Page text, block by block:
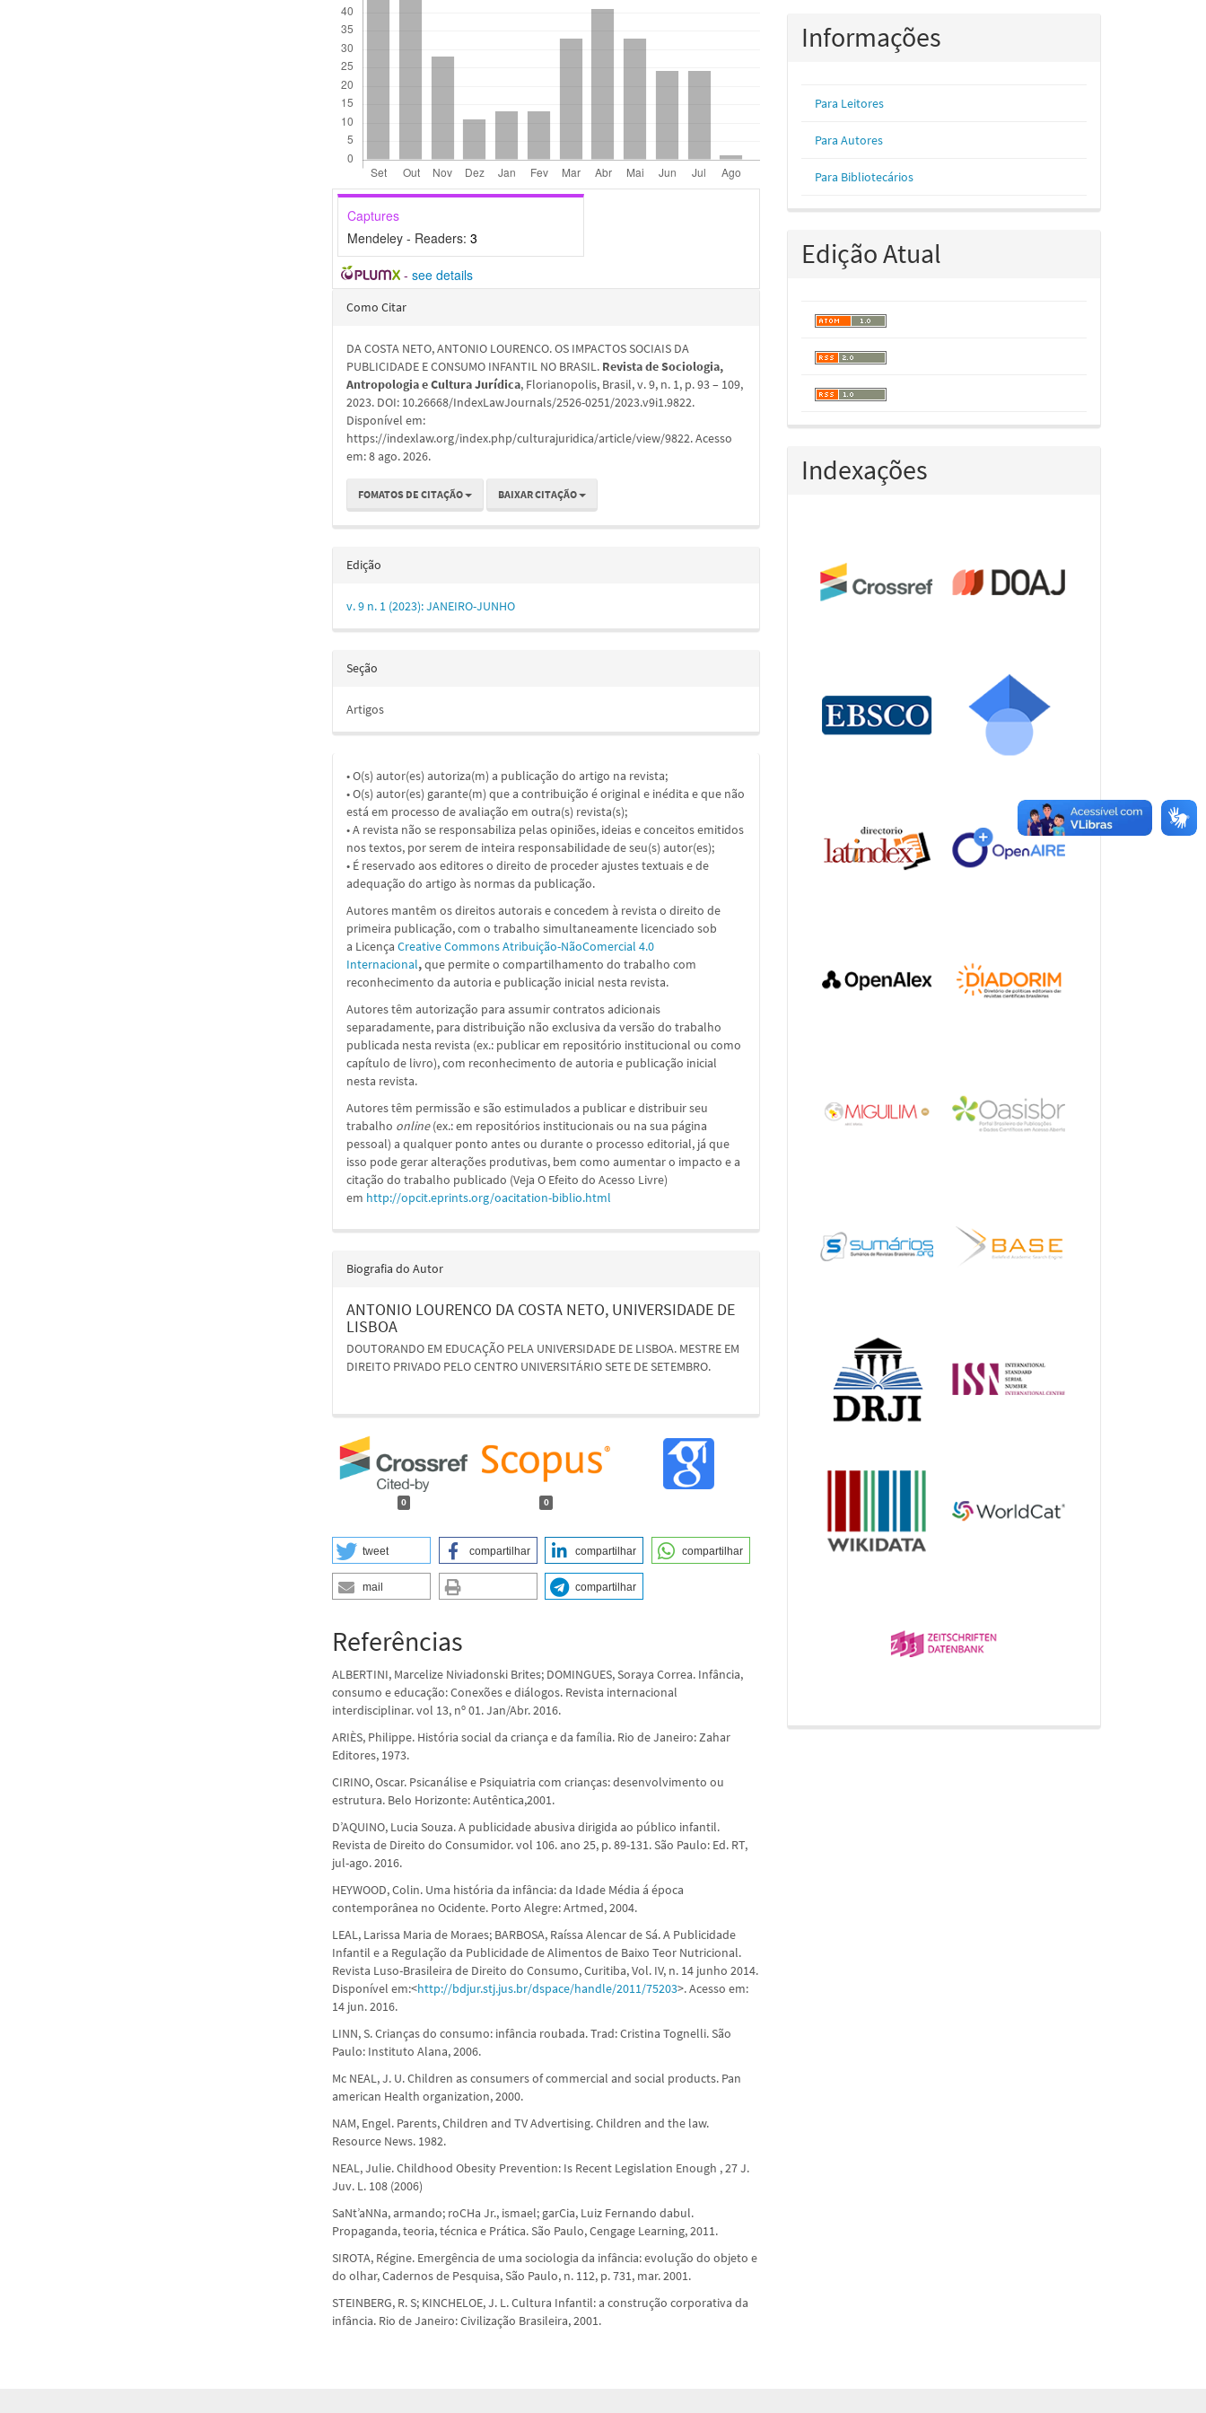
Captures
Mendeley - Readers:3
- see details
Detalhes
artigo
Como Citar
DA COSTA NETO, ANTONIO LOURENCO. OS IMPACTOS SOCIAIS DA
PUBLICIDADE E CONSUMO INFANTIL NO BRASIL. Revista de Sociologia,
Antropologia e Cultura Jurídica, Florianopolis, Brasil, v. 9, n. 1, p. 93 – 109,
2023. DOI: 10.26668/IndexLawJournals/2526-0251/2023.v9i1.9822.
Disponível em:
https://indexlaw.org/index.php/culturajuridica/article/view/9822. Acesso
em: 8 ago. 2026.
FOMATOS DE CITAÇÃO BAIXAR CITAÇÃO
Edição
v. 9 n. 1 (2023): JANEIRO-JUNHO
Seção
Artigos
• O(s) autor(es) autoriza(m) a publicação do artigo na revista;
• O(s) autor(es) garante(m) que a contribuição é original e inédita e que não
está em processo de avaliação em outra(s) revista(s);
• A revista não se responsabiliza pelas opiniões, ideias e conceitos emitidos
nos textos, por serem de inteira responsabilidade de seu(s) autor(es);
• É reservado aos editores o direito de proceder ajustes textuais e de
adequação do artigo às normas da publicação.
Autores mantêm os direitos autorais e concedem à revista o direito de
primeira publicação, com o trabalho simultaneamente licenciado sob
a LicençaCreative Commons Atribuição-NãoComercial 4.0
Internacional,que permite o compartilhamento do trabalho com
reconhecimento da autoria e publicação inicial nesta revista.
Autores têm autorização para assumir contratos adicionais
separadamente, para distribuição não exclusiva da versão do trabalho
publicada nesta revista (ex.: publicar em repositório institucional ou como
capítulo de livro), com reconhecimento de autoria e publicação inicial
nesta revista.
Autores têm permissão e são estimulados a publicar e distribuir seu
trabalho online(ex.: em repositórios institucionais ou na sua página
pessoal) a qualquer ponto antes ou durante o processo editorial, já que
isso pode gerar alterações produtivas, bem como aumentar o impacto e a
citação do trabalho publicado (Veja O Efeito do Acesso Livre)
em http://opcit.eprints.org/oacitation-biblio.html
Biografia do Autor
ANTONIO LOURENCO DA COSTA NETO, UNIVERSIDADE DE
LISBOA
DOUTORANDO EM EDUCAÇÃO PELA UNIVERSIDADE DE LISBOA. MESTRE EM
DIREITO PRIVADO PELO CENTRO UNIVERSITÁRIO SETE DE SETEMBRO.
0 0
tweet compartilhar compartilhar compartilhar
mail compartilhar
Referências
ALBERTINI, Marcelize Niviadonski Brites; DOMINGUES, Soraya Correa. Infância,
consumo e educação: Conexões e diálogos. Revista internacional
interdisciplinar. vol 13, nº 01. Jan/Abr. 2016.
ARIÈS, Philippe. História social da criança e da família. Rio de Janeiro: Zahar
Editores, 1973.
CIRINO, Oscar. Psicanálise e Psiquiatria com crianças: desenvolvimento ou
estrutura. Belo Horizonte: Autêntica,2001.
D’AQUINO, Lucia Souza. A publicidade abusiva dirigida ao público infantil.
Revista de Direito do Consumidor. vol 106. ano 25, p. 89-131. São Paulo: Ed. RT,
jul-ago. 2016.
HEYWOOD, Colin. Uma história da infância: da Idade Média á época
contemporânea no Ocidente. Porto Alegre: Artmed, 2004.
LEAL, Larissa Maria de Moraes; BARBOSA, Raíssa Alencar de Sá. A Publicidade
Infantil e a Regulação da Publicidade de Alimentos de Baixo Teor Nutricional.
Revista Luso-Brasileira de Direito do Consumo, Curitiba, Vol. IV, n. 14 junho 2014.
Disponível em:<http://bdjur.stj.jus.br/dspace/handle/2011/75203>. Acesso em:
14 jun. 2016.
LINN, S. Crianças do consumo: infância roubada. Trad: Cristina Tognelli. São
Paulo: Instituto Alana, 2006.
Mc NEAL, J. U. Children as consumers of commercial and social products. Pan
american Health organization, 2000.
NAM, Engel. Parents, Children and TV Advertising. Children and the law.
Resource News. 1982.
NEAL, Julie. Childhood Obesity Prevention: Is Recent Legislation Enough , 27 J.
Juv. L. 108 (2006)
SaNt’aNNa, armando; roCHa Jr., ismael; garCia, Luiz Fernando dabul.
Propaganda, teoria, técnica e Prática. São Paulo, Cengage Learning, 2011.
SIROTA, Régine. Emergência de uma sociologia da infância: evolução do objeto e
do olhar, Cadernos de Pesquisa, São Paulo, n. 112, p. 731, mar. 2001.
STEINBERG, R. S; KINCHELOE, J. L. Cultura Infantil: a construção corporativa da
infância. Rio de Janeiro: Civilização Brasileira, 2001.
Informações
Para Leitores
Para Autores
Para Bibliotecários
Edição Atual
Indexações